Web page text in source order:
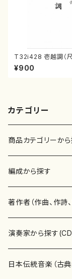
T32i428 壱越調（
村双葉/楽譜）都山流
番:2133
¥900
カテゴリー
商品カテゴリーか
楽譜
書籍
書籍
テキストブック
CD・DVD
チケット
編成から探す
邦楽器
箏・琴（ソロ）
箏・琴（合奏）
合唱
混声合唱
歌・声
著作者（作曲、作詩
あ行
青木省三(アオキ ショ
か行
演奏家から探す
邦楽（箏、三味線、
日本伝統音楽（古